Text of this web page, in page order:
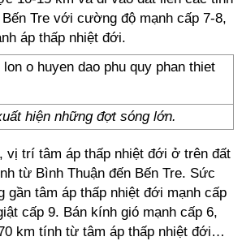
Tre với cường độ mạnh cấp 7-8,
áp thấp nhiệt đới.
hiện những đợt sóng lớn.
vị trí tâm áp thấp nhiệt đới ở trên đất
từ Bình Thuận đến Bến Tre. Sức
gần tâm áp thấp nhiệt đới mạnh cấp
cấp 9. Bán kính gió mạnh cấp 6,
km tính từ tâm áp thấp nhiệt đới…